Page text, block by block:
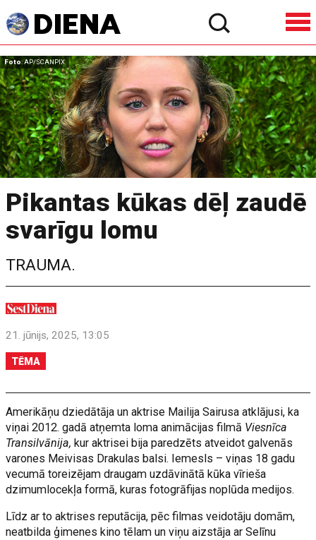
Foto: AP/SCANPIX
Pikantas kūkas dēļ zaudē
svarīgu lomu
TRAUMA.
21. jūnijs, 2025, 13:05
TĒMA
Amerikāņu dziedātāja un aktrise Mailija Sairusa atklājusi, ka
viņai 2012. gadā atņemta loma animācijas filmā Viesnīca
Transilvānija, kur aktrisei bija paredzēts atveidot galvenās
varones Meivisas Drakulas balsi. Iemesls – viņas 18 gadu
vecumā toreizējam draugam uzdāvinātā kūka vīrieša
dzimumlocekļa formā, kuras fotogrāfijas noplūda medijos.
Līdz ar to aktrises reputācija, pēc filmas veidotāju domām,
neatbilda ģimenes kino tēlam un viņu aizstāja ar Selīnu